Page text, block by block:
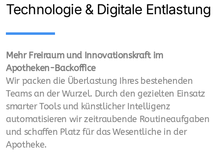
Technologie & Digitale Entlastung
Mehr Freiraum und Innovationskraft im
Apotheken-Backoffice
Wir packen die Überlastung Ihres bestehenden
Teams an der Wurzel. Durch den gezielten Einsatz
smarter Tools und künstlicher Intelligenz
automatisieren wir zeitraubende Routineaufgaben
und schaffen Platz für das Wesentliche in der
Apotheke.